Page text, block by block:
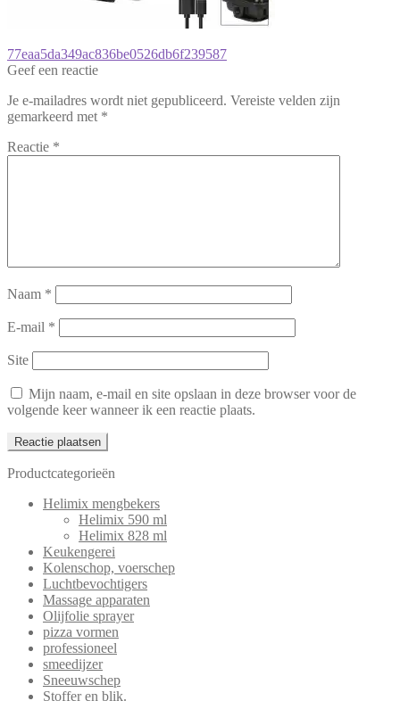
Bericht
navigatie
Vorig
bericht:
77eaa5da349ac836be0526db6f239587
Geef een reactie
Je e-mailadres wordt niet gepubliceerd. Vereiste velden zijn
gemarkeerd met *
Reactie *
Naam *
E-mail *
Site
Mijn naam, e-mail en site opslaan in deze browser voor de
volgende keer wanneer ik een reactie plaats.
Productcategorieën
Helimix mengbekers
Helimix 590 ml
Helimix 828 ml
Keukengerei
Kolenschop, voerschep
Luchtbevochtigers
Massage apparaten
Olijfolie sprayer
pizza vormen
professioneel
smeedijzer
Sneeuwschep
Stoffer en blik.